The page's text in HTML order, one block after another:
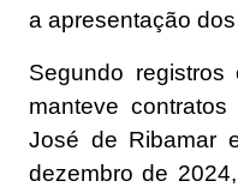
a apresentação
Segundo
manteve
José de Ribamar
dezembro de